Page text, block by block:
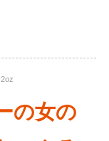
の女の